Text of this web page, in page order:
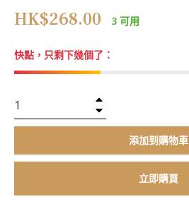
正
價
HK$268.00 3 可用
快點，只剩下幾個了：
添加到購物車
立即購買